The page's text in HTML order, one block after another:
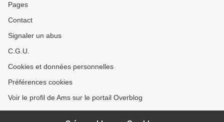
Pages
Contact
Signaler un abus
C.G.U.
Cookies et données personnelles
Préférences cookies
Voir le profil de Ams sur le portail Overblog